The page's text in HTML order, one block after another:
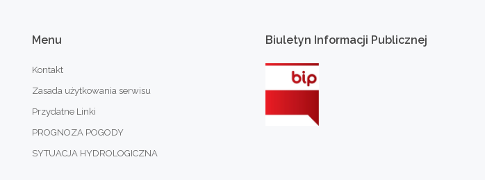
Menu
Kontakt
Zasada użytkowania serwisu
Przydatne Linki
PROGNOZA POGODY
SYTUACJA HYDROLOGICZNA
Biuletyn Informacji Publicznej